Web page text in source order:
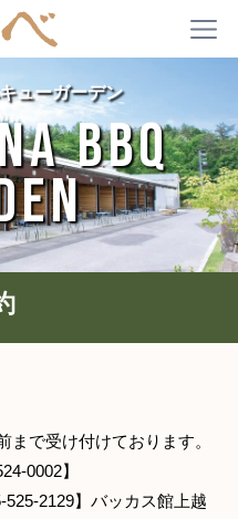
ューガーデン
BBQ
まで受け付けております。
0002】
2129】バッカス館上越